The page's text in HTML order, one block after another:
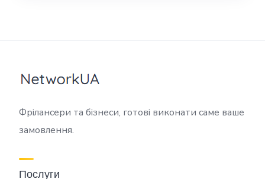
Фрілансери та бізнеси, готові виконати саме ваше
замовлення.
Послуги